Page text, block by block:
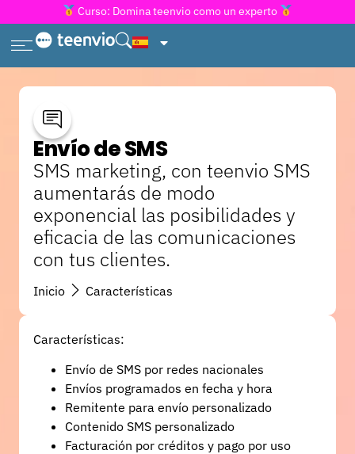
Curso: Domina teenvio como un experto
Envío de SMS
SMS marketing, con teenvio SMS
aumentarás de modo
exponencial las posibilidades y
eficacia de las comunicaciones
con tus clientes.
Inicio Características
Características:
Envío de SMS por redes nacionales
Envíos programados en fecha y hora
Remitente para envío personalizado
Contenido SMS personalizado
Facturación por créditos y pago por uso